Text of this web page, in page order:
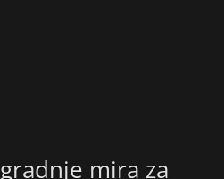
mira za